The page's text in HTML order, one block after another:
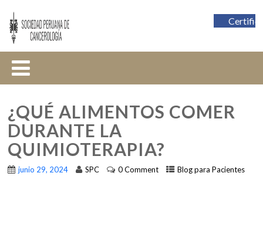
¿QUÉ ALIMENTOS COMER
DURANTE LA
QUIMIOTERAPIA?
junio 29, 2024 SPC 0 Comment Blog para Pacientes